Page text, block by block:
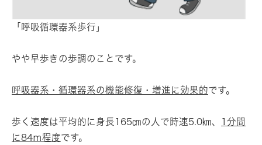
「呼吸循環器系歩行」
やや早歩きの歩調のことです。
呼吸器系・循環器系の機能修復・増進に効果的です。
歩く速度は平均的に身長165㎝の人で時速5.0㎞、
1分間
に84ｍ程度です。